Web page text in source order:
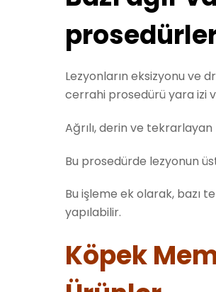
Lezyonların eksizyonu ve
cerrahi prosedürü yara izi
Ağrılı, derin ve
Bu prosedürde lezyonun
Bu işleme ek olarak, bazı
yapılabilir.
Köpek